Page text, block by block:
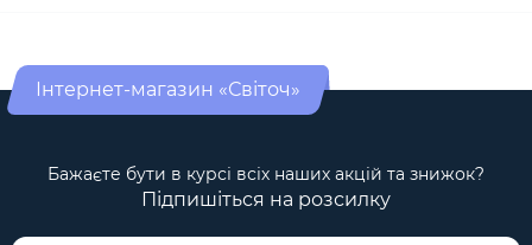
Інтернет-магазин «Світоч»
Бажаєте бути в курсі всіх наших акцій та знижок?
Підпишіться на розсилку